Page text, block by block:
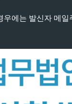
우에는 발신자 메